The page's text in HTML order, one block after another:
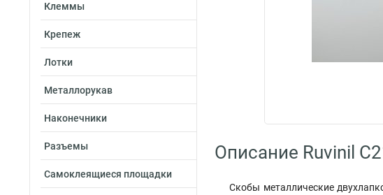
Клеммы
Крепеж
Лотки
Металлорукав
Наконечники
Разъемы
Самоклеящиеся площадки
Описание Ruvinil
Скобы металлические